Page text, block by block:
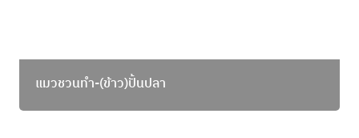
แมวชวนทำ-(ข้าว)ปั้นปลา